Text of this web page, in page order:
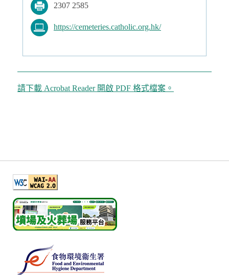
2307 2585
https://cemeteries.catholic.org.hk/
請下載 Acrobat Reader 開啟 PDF 格式檔案。